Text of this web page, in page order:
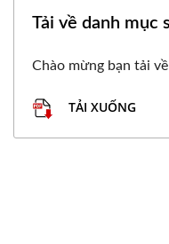
Tải về danh mục
Chào mừng bạn tải
TẢI XUỐNG